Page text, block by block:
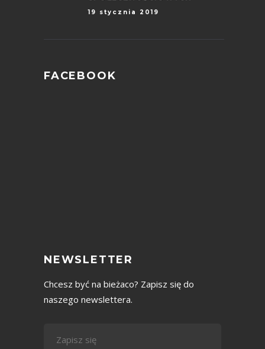
19 stycznia 2019
FACEBOOK
NEWSLETTER
Chcesz być na bieżaco? Zapisz się do
naszego newslettera.